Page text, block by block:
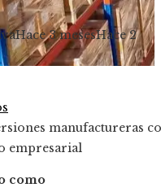
Hace 3 mesesHace 2
manufactureras
empresarial
como